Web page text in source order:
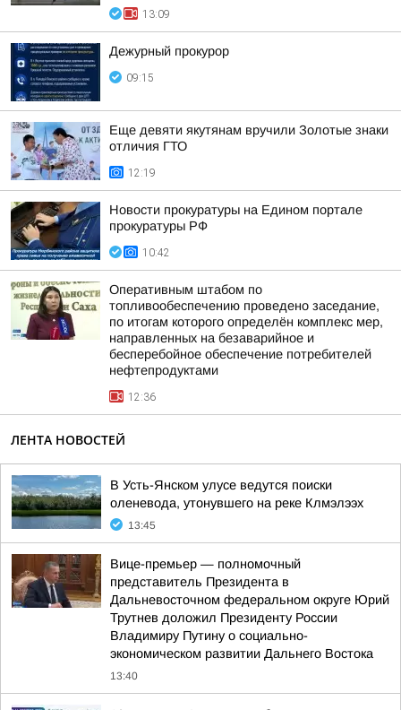
13:09
Дежурный прокурор
09:15
Еще девяти якутянам вручили Золотые знаки
отличия ГТО
12:19
Новости прокуратуры на Едином портале
прокуратуры РФ
10:42
Оперативным штабом по
топливообеспечению проведено заседание,
по итогам которого определён комплекс мер,
направленных на безаварийное и
бесперебойное обеспечение потребителей
нефтепродуктами
12:36
ЛЕНТА НОВОСТЕЙ
В Усть-Янском улусе ведутся поиски
оленевода, утонувшего на реке Клмэлээх
13:45
Вице-премьер — полномочный
представитель Президента в
Дальневосточном федеральном округе Юрий
Трутнев доложил Президенту России
Владимиру Путину о социально-
экономическом развитии Дальнего Востока
13:40